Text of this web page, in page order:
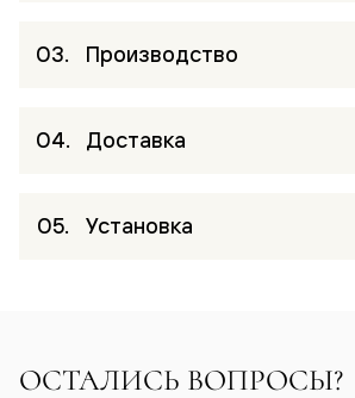
Производство
Доставка
Установка
ОСТАЛИСЬ ВОПРОСЫ?